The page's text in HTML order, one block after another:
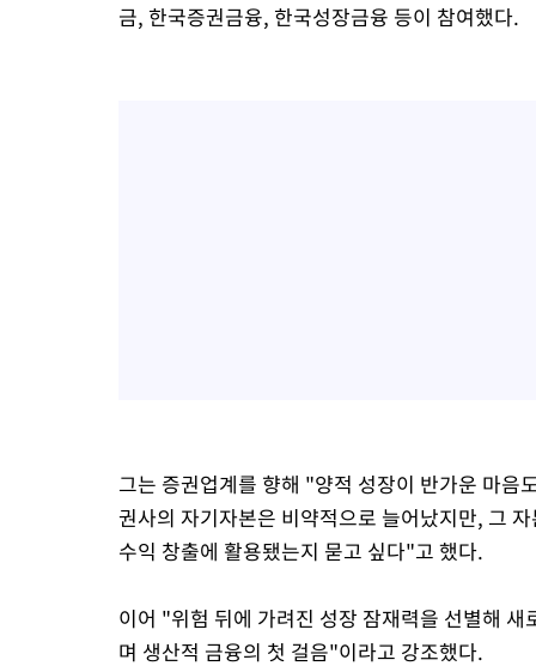
금, 한국증권금융, 한국성장금융 등이 참여했다.
그는 증권업계를 향해 "양적 성장이 반가운 마
권사의 자기자본은 비약적으로 늘어났지만, 그
수익 창출에 활용됐는지 묻고 싶다"고 했다.
이어 "위험 뒤에 가려진 성장 잠재력을 선별해
며 생산적 금융의 첫 걸음"이라고 강조했다.